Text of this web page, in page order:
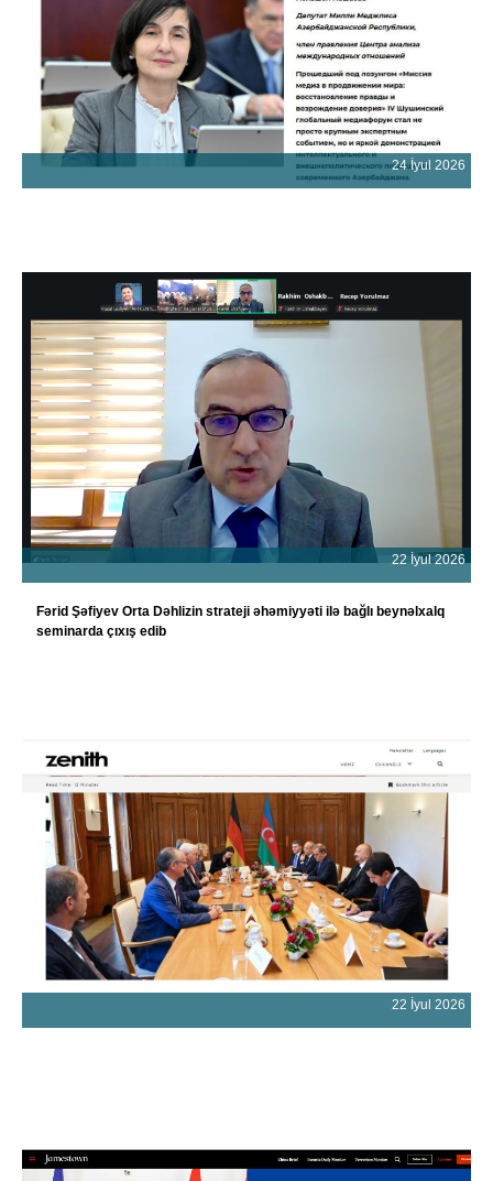
24 İyul 2026
22 İyul 2026
Fərid Şəfiyev Orta Dəhlizin strateji əhəmiyyəti ilə bağlı beynəlxalq
seminarda çıxış edib
22 İyul 2026